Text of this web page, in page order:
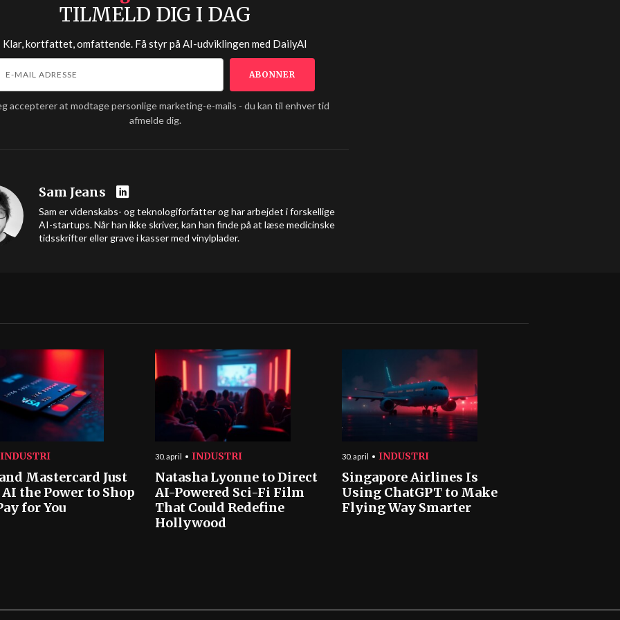
TILMELD DIG I DAG
Klar, kortfattet, omfattende. Få styr på AI-udviklingen med DailyAI
accepterer at modtage personlige marketing-e-mails - du kan til enhver tid
afmelde dig.
Sam Jeans
Sam er videnskabs- og teknologiforfatter og har arbejdet i forskellige
AI-startups. Når han ikke skriver, kan han finde på at læse medicinske
tidsskrifter eller grave i kasser med vinylplader.
INDUSTRI
Mastercard Just
AI the Power to Shop
for You
30. april INDUSTRI
Natasha Lyonne to Direct
AI-Powered Sci-Fi Film
That Could Redefine
Hollywood
30. april INDUSTRI
Singapore Airlines Is
Using ChatGPT to Make
Flying Way Smarter